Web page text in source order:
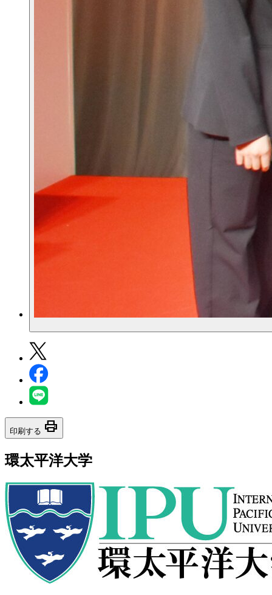
印刷する print
環太平洋大学